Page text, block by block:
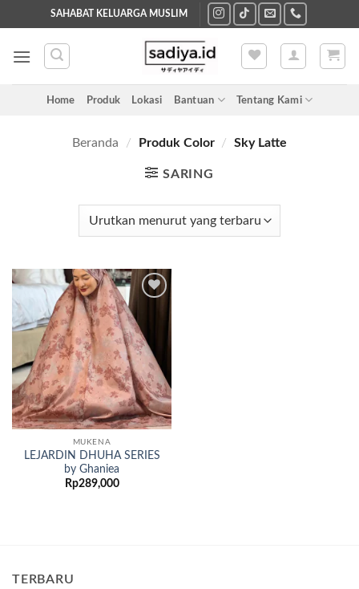
to
content
SAHABAT KELUARGA MUSLIM
Home Produk Lokasi Bantuan Tentang Kami
Beranda / Produk Color / Sky Latte
SARING
wishlist
MUKENA
LEJARDIN DHUHA SERIES
by Ghaniea
Rp289,000
TERBARU